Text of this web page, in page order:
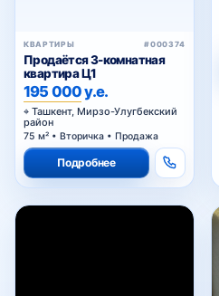
Golden Face
КВАРТИРЫ #000374
Продаётся 3-комнатная
квартира Ц1
195 000 у.е.
Ташкент, Мирзо-Улугбекский
район
75 м² • Вторичка • Продажа
Подробнее